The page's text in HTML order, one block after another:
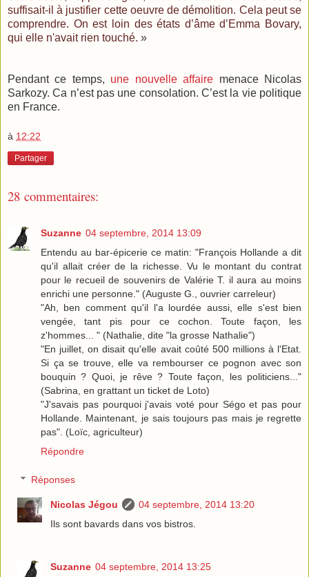
suffisait-il à justifier cette oeuvre de démolition. Cela peut se
comprendre. On est loin des états d’âme d’Emma Bovary,
qui elle n'avait rien touché. »
Pendant ce temps, une nouvelle affaire menace Nicolas
Sarkozy. Ca n’est pas une consolation. C’est la vie politique
en France.
à 12:22
Partager
28 commentaires:
Suzanne 04 septembre, 2014 13:09
Entendu au bar-épicerie ce matin: "François Hollande a dit
qu'il allait créer de la richesse. Vu le montant du contrat
pour le recueil de souvenirs de Valérie T. il aura au moins
enrichi une personne." (Auguste G., ouvrier carreleur)
"Ah, ben comment qu'il l'a lourdée aussi, elle s'est bien
vengée, tant pis pour ce cochon. Toute façon, les
z'hommes... " (Nathalie, dite "la grosse Nathalie")
"En juillet, on disait qu'elle avait coûté 500 millions à l'Etat.
Si ça se trouve, elle va rembourser ce pognon avec son
bouquin ? Quoi, je rêve ? Toute façon, les politiciens..."
(Sabrina, en grattant un ticket de Loto)
"J'savais pas pourquoi j'avais voté pour Ségo et pas pour
Hollande. Maintenant, je sais toujours pas mais je regrette
pas". (Loïc, agriculteur)
Répondre
Réponses
Nicolas Jégou
04 septembre, 2014 13:20
Ils sont bavards dans vos bistros.
Suzanne 04 septembre, 2014 13:25